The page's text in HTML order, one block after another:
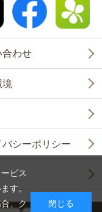
合わせ
境
バシーポリシー
ビス
す。
、ク
閉じる